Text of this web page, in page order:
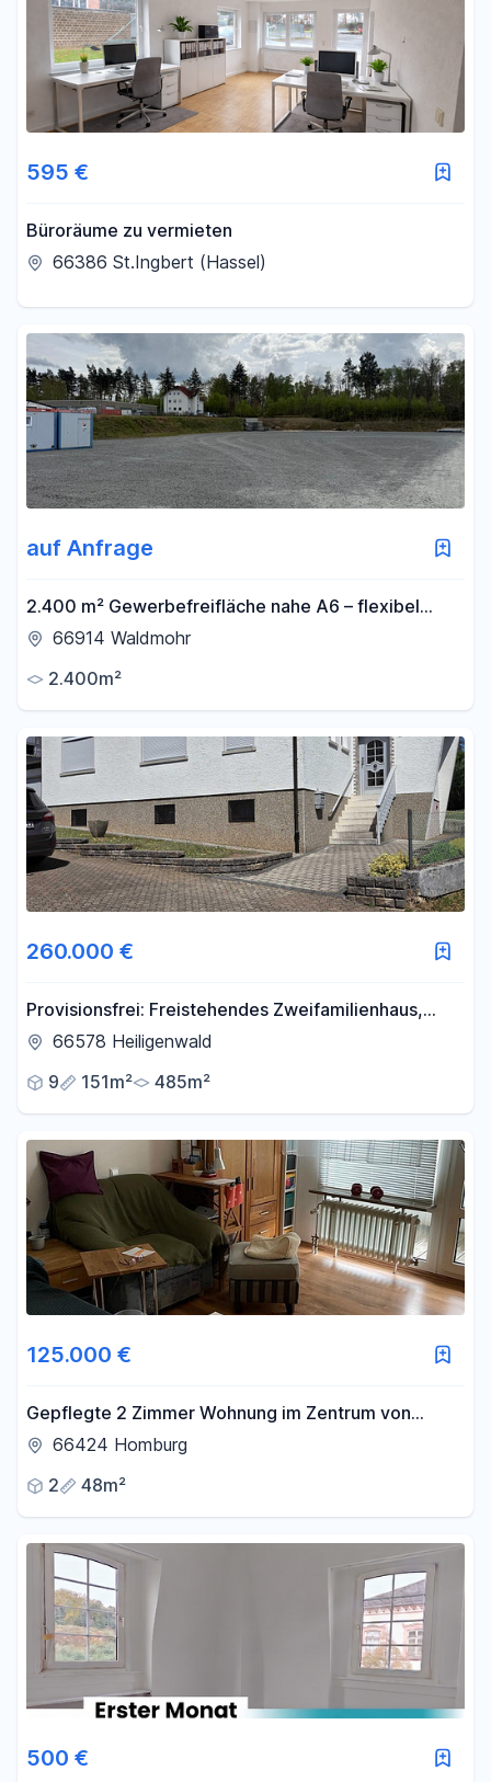
595 €
Büroräume zu vermieten
66386 St.Ingbert (Hassel)
auf Anfrage
2.400 m² Gewerbefreifläche nahe A6 – flexibel
teilbar – LKW-Zufahrt
66914 Waldmohr
2.400m²
260.000 €
Provisionsfrei: Freistehendes Zweifamilienhaus,
unterkellert, Garage & Garten in 66578
66578 Heiligenwald
9
151m² 485m²
125.000 €
Gepflegte 2 Zimmer Wohnung im Zentrum von
Homburg zu verkaufen
66424 Homburg
2
48m²
500 €